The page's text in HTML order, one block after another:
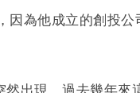
為他成立的創投
出現，過去幾年來